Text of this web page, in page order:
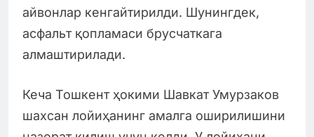
айвонлар кенгайтирилди. Шунингдек,
асфальт қопламаси брусчаткага
алмаштирилади.
Кеча Тошкент ҳокими Шавкат Умурзаков
шахсан лойиҳанинг амалга оширилишини